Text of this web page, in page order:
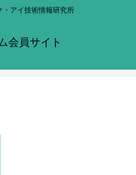
アイ技術情報研究所
会員サイト